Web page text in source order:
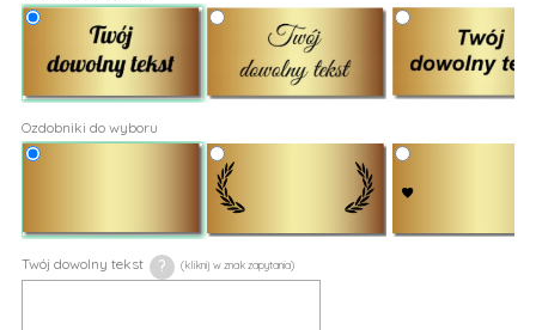
Ozdobniki do wyboru
Twój dowolny tekst ?